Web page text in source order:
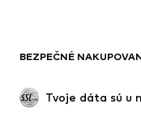
Nové
Kanady & čižmy
Poltopánky
BEZPEČNÉ
Tvoje dáta sú u